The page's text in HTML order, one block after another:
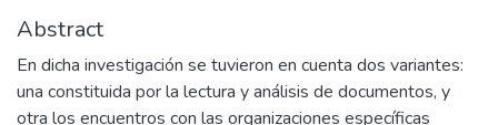
Abstract
En dicha investigación se tuvieron en cuenta dos variantes:
una constituida por la lectura y análisis de documentos, y
otra los encuentros con las organizaciones específicas